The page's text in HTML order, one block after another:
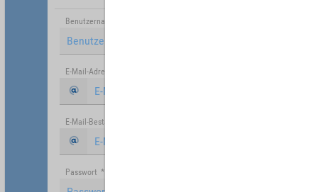
Benutzername
E-Mail-Adresse
E-Mail-Bestätigung
Passwort *